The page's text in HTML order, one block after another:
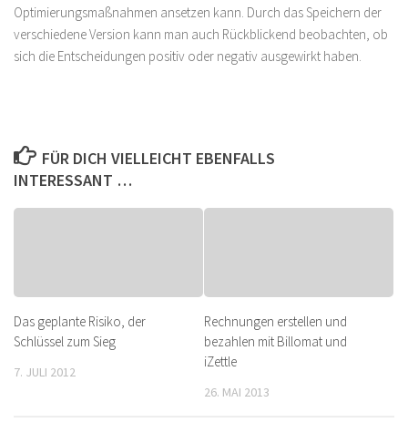
Optimierungsmaßnahmen ansetzen kann. Durch das Speichern der
verschiedene Version kann man auch Rückblickend beobachten, ob
sich die Entscheidungen positiv oder negativ ausgewirkt haben.
FÜR DICH VIELLEICHT EBENFALLS
INTERESSANT …
Das geplante Risiko, der
Schlüssel zum Sieg
7. JULI 2012
Rechnungen erstellen und
bezahlen mit Billomat und
iZettle
26. MAI 2013